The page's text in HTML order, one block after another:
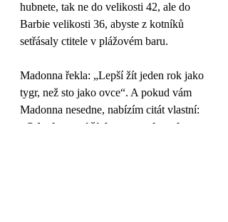
hubnete, tak ne do velikosti 42, ale do
Barbie velikosti 36, abyste z kotníků
setřásaly ctitele v plážovém baru.
Madonna řekla: „Lepší žít jeden rok jako
tygr, než sto jako ovce“. A pokud vám
Madonna nesedne, nabízím citát vlastní:
„Odvaha není žít beze strachu, ale